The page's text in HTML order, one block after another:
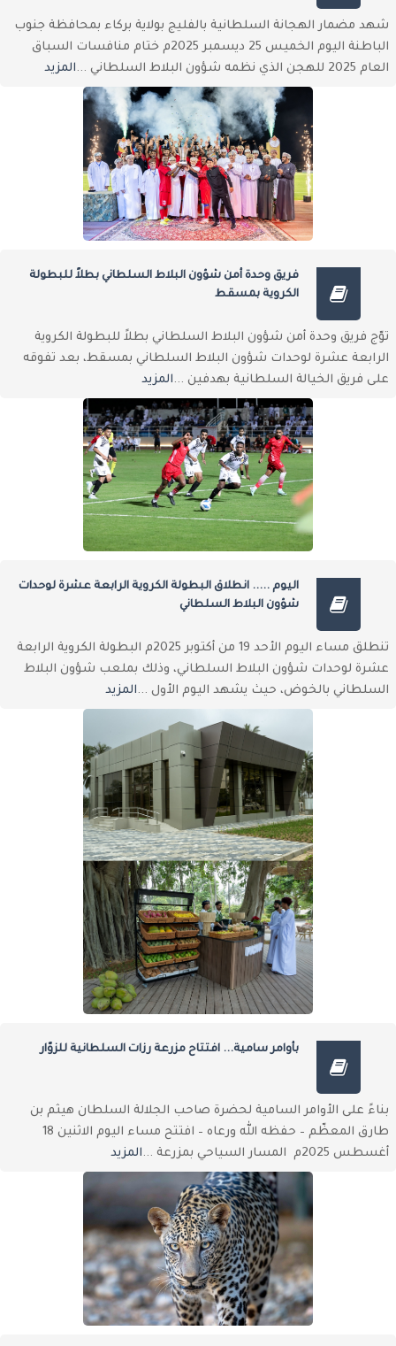
شهد مضمار الهجانة السلطانية بالفليج بولاية بركاء بمحافظة جنوب
الباطنة اليوم الخميس 25 ديسمبر 2025م ختام منافسات السباق
العام 2025 للهجن الذي نظمه شؤون البلاط السلطاني ...
المزيد
فريق وحدة أمن شؤون البلاط السلطاني بطلاً للبطولة
الكروية بمسقط
توّج فريق وحدة أمن شؤون البلاط السلطاني بطلاً للبطولة الكروية
الرابعة عشرة لوحدات شؤون البلاط السلطاني بمسقط، بعد تفوقه
على فريق الخيالة السلطانية بهدفين ... المزيد
اليوم ..... انطلاق البطولة الكروية الرابعة عشرة لوحدات
شؤون البلاط السلطاني
تنطلق مساء اليوم الأحد 19 من أكتوبر 2025م البطولة الكروية الرابعة
عشرة لوحدات شؤون البلاط السلطاني، وذلك بملعب شؤون البلاط
السلطاني بالخوض، حيث يشهد اليوم الأول ... المزيد
بأوامر سامية... افتتاح مزرعة رزات السلطانية للزوّار
بناءً على الأوامر السامية لحضرة صاحب الجلالة السلطان هيثم بن
طارق المعظّم – حفظه الله ورعاه – افتتح مساء اليوم الاثنين 18
أغسطس 2025م المسار السياحي بمزرعة ...
المزيد